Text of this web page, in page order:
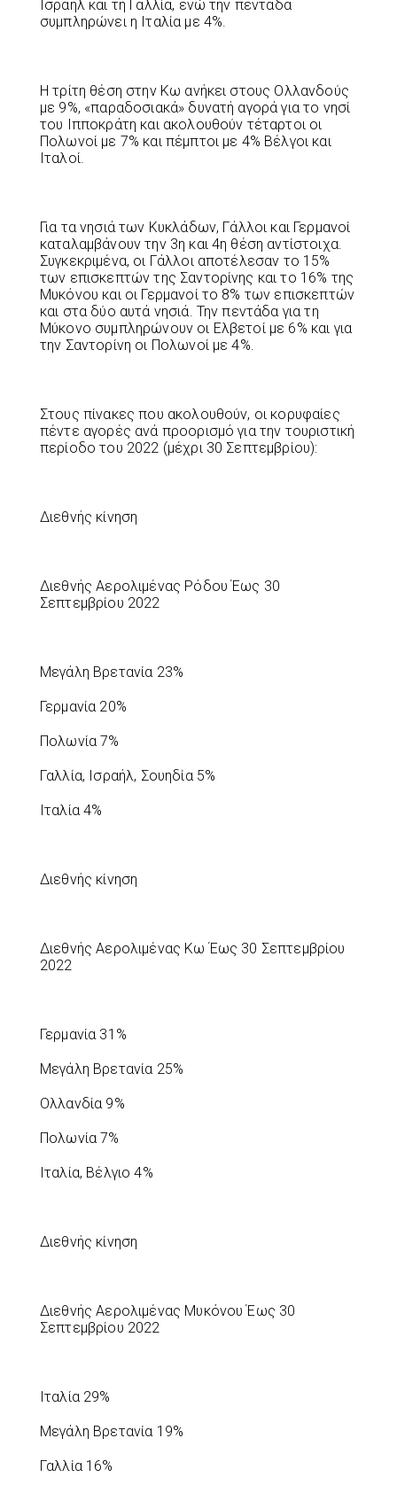
Ισραήλ και τη Γαλλία, ενώ την πεντάδα
συμπληρώνει η Ιταλία με 4%.
Η τρίτη θέση στην Κω ανήκει στους Ολλανδούς
με 9%, «παραδοσιακά» δυνατή αγορά για το νησί
του Ιπποκράτη και ακολουθούν τέταρτοι οι
Πολωνοί με 7% και πέμπτοι με 4% Βέλγοι και
Ιταλοί.
Για τα νησιά των Κυκλάδων, Γάλλοι και Γερμανοί
καταλαμβάνουν την 3η και 4η θέση αντίστοιχα.
Συγκεκριμένα, οι Γάλλοι αποτέλεσαν το 15%
των επισκεπτών της Σαντορίνης και το 16% της
Μυκόνου και οι Γερμανοί το 8% των επισκεπτών
και στα δύο αυτά νησιά. Την πεντάδα για τη
Μύκονο συμπληρώνουν οι Ελβετοί με 6% και για
την Σαντορίνη οι Πολωνοί με 4%.
Στους πίνακες που ακολουθούν, οι κορυφαίες
πέντε αγορές ανά προορισμό για την τουριστική
περίοδο του 2022 (μέχρι 30 Σεπτεμβρίου):
Διεθνής κίνηση
Διεθνής Αερολιμένας Ρόδου Έως 30
Σεπτεμβρίου 2022
Μεγάλη Βρετανία 23%
Γερμανία 20%
Πολωνία 7%
Γαλλία, Ισραήλ, Σουηδία 5%
Ιταλία 4%
Διεθνής κίνηση
Διεθνής Αερολιμένας Κω Έως 30 Σεπτεμβρίου
2022
Γερμανία 31%
Μεγάλη Βρετανία 25%
Ολλανδία 9%
Πολωνία 7%
Ιταλία, Βέλγιο 4%
Διεθνής κίνηση
Διεθνής Αερολιμένας Μυκόνου Έως 30
Σεπτεμβρίου 2022
Ιταλία 29%
Μεγάλη Βρετανία 19%
Γαλλία 16%